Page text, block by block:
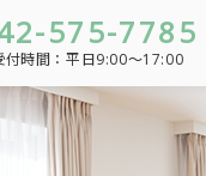
575-7785
付時間： 平日9:00～17:00